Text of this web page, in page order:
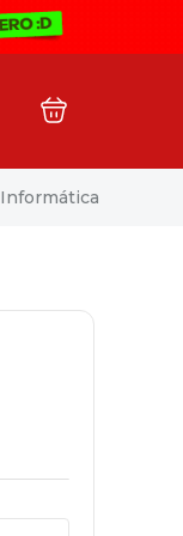
Informática